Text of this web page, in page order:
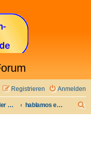
Anmelden
Registrieren
Internationaler Bereich hablamos español - talking spanish